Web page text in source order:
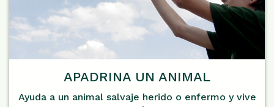
APADRINA UN ANIMAL
Ayuda a un animal salvaje herido o enfermo y vive